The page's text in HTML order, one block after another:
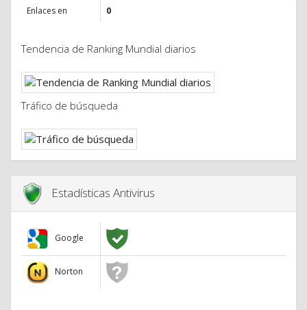
Enlaces en
0
Tendencia de Ranking Mundial diarios
Tráfico de búsqueda
Estadísticas Antivirus
Google
Norton